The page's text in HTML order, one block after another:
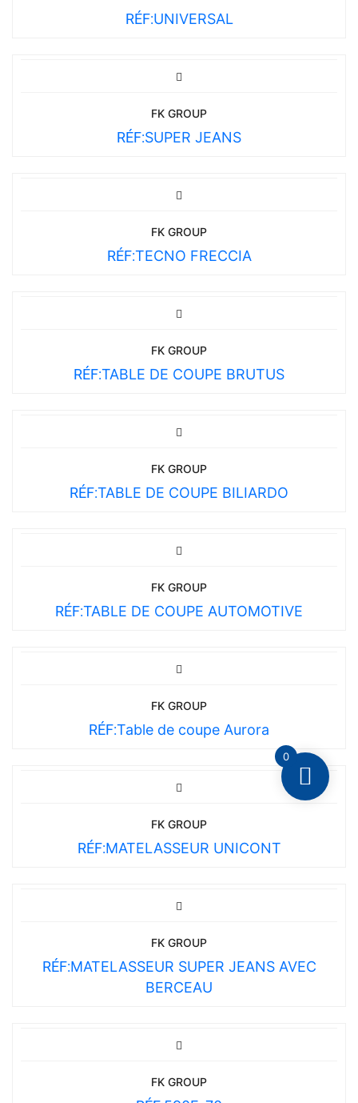
RÉF:UNIVERSAL
FK GROUP
RÉF:SUPER JEANS
FK GROUP
RÉF:TECNO FRECCIA
FK GROUP
RÉF:TABLE DE COUPE BRUTUS
FK GROUP
RÉF:TABLE DE COUPE BILIARDO
FK GROUP
RÉF:TABLE DE COUPE AUTOMOTIVE
FK GROUP
RÉF:Table de coupe Aurora
FK GROUP
RÉF:MATELASSEUR UNICONT
FK GROUP
RÉF:MATELASSEUR SUPER JEANS AVEC
BERCEAU
FK GROUP
0